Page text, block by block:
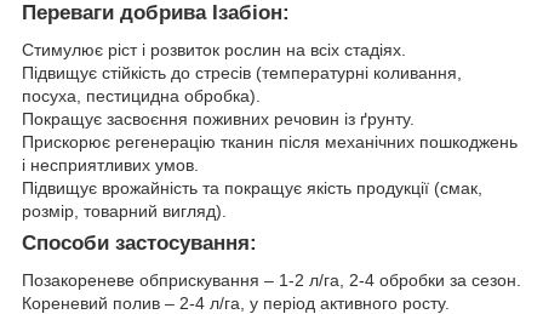
Переваги добрива Ізабіон:
Стимулює ріст і розвиток рослин на всіх стадіях.
Підвищує стійкість до стресів (температурні коливання,
посуха, пестицидна обробка).
Покращує засвоєння поживних речовин із ґрунту.
Прискорює регенерацію тканин після механічних пошкоджень
і несприятливих умов.
Підвищує врожайність та покращує якість продукції (смак,
розмір, товарний вигляд).
Способи застосування:
Позакореневе обприскування – 1-2 л/га, 2-4 обробки за сезон.
Кореневий полив – 2-4 л/га, у період активного росту.